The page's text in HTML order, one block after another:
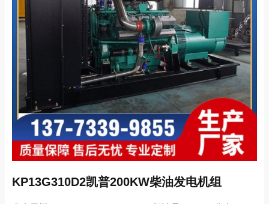
KP13G310D2凯普200KW柴油发电机组